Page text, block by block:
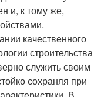
и, к тому же,
качественного
строительства
служить своим
сохраняя при